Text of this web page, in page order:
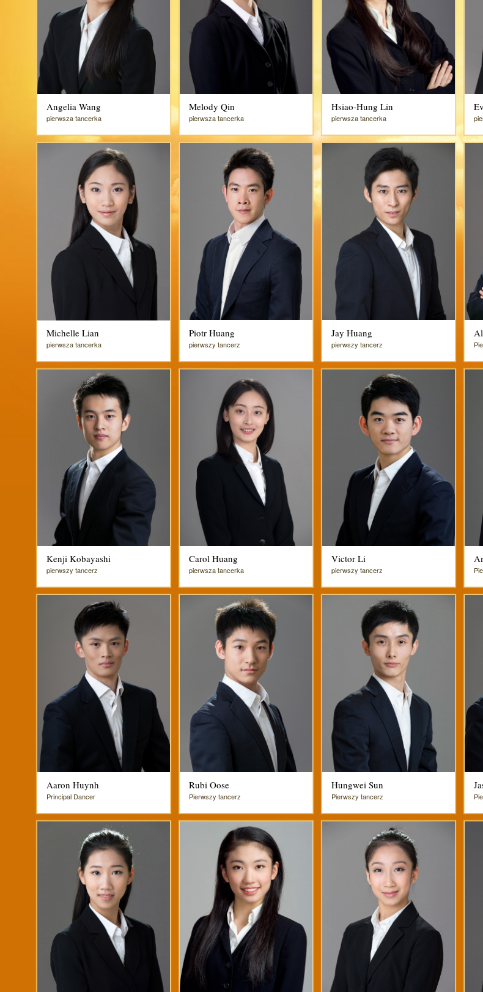
Angelia Wang
pierwsza tancerka
Melody Qin
pierwsza tancerka
Hsiao-Hung Lin
pierwsza tancerka
Michelle Lian
pierwsza tancerka
Piotr Huang
pierwszy tancerz
Jay Huang
pierwszy tancerz
Kenji Kobayashi
pierwszy tancerz
Carol Huang
pierwsza tancerka
Victor Li
pierwszy tancerz
Aaron Huynh
Principal Dancer
Rubi Oose
Pierwszy tancerz
Hungwei Sun
Pierwszy tancerz